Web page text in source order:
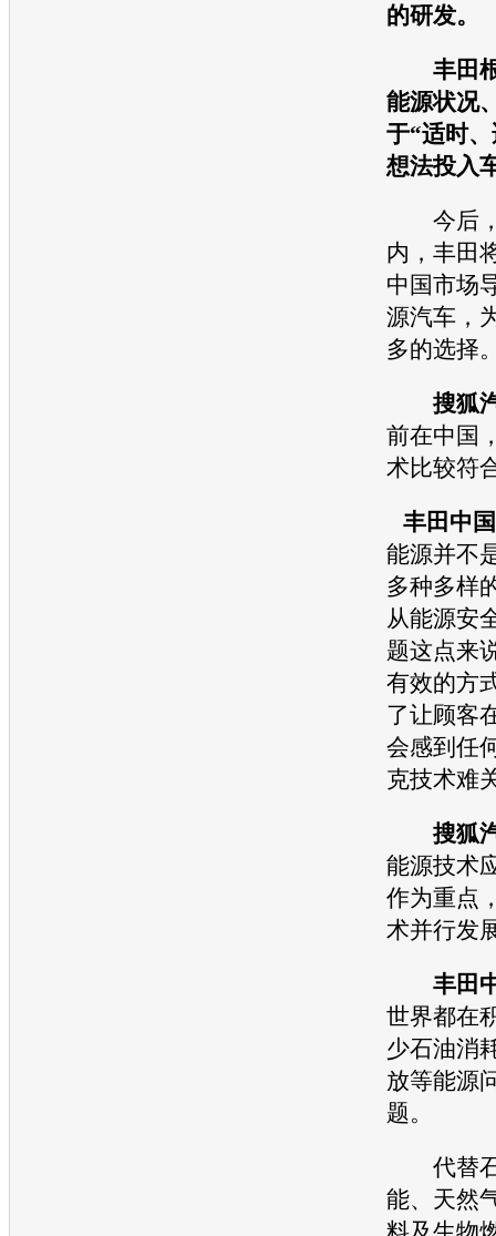
的研发。
丰田
能源状况
于“适时
想法投入
今后，
内， 丰田
中国市场
源汽车，
多的选择
搜狐
前在中国
术比较符
丰田 中
能源并不
多种多样
从能源安
题这点来
有效的方
了让顾客
会感到任
克技术难
搜狐
能源技术
作为重点
术并行发
丰田
世界都在
少石油消
放等能源
题。
代替石
能、天然